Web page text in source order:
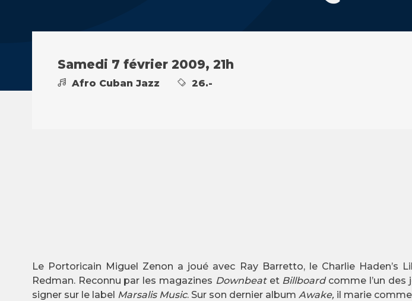
Samedi 7 février 2009, 21h
Afro Cuban Jazz 26.-
Le Portoricain Miguel Zenon a joué avec Ray Barretto, le Charlie Haden’s
Redman. Reconnu par les magazines Downbeatet Billboardcomme l’un des
signer sur le label Marsalis Music. Sur son dernier album Awake, il marie